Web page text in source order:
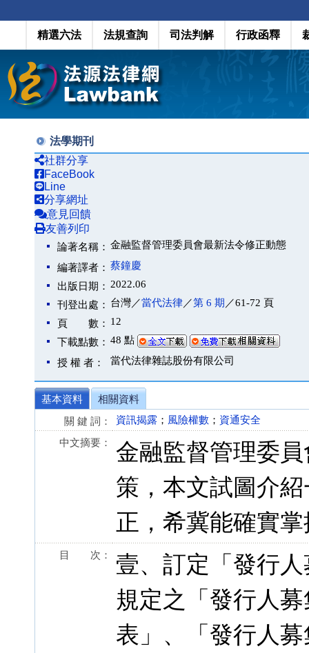
精選六法 法規查詢 司法判解 行政函釋
法學期刊
社群分享
FaceBook
Line
分享網址
意見回饋
友善列印
論著名稱： 金融監督管理委員會最新法令修正動態
編著譯者： 蔡鐘慶
出版日期： 2022.06
刊登出處： 台灣／當代法律／第 6 期 ／61-72 頁
頁 數： 12
下載點數： 48 點
授 權 者： 當代法律雜誌股份有限公司
基本資料
相關資料
關 鍵 詞：
資訊揭露 ； 風險權數 ； 資通安全
中文摘要：
金融監督管理委
策，本文試圖介
正，希冀能確實
目 次：
壹、訂定「發行
規定之「發行人
表」、「發行人